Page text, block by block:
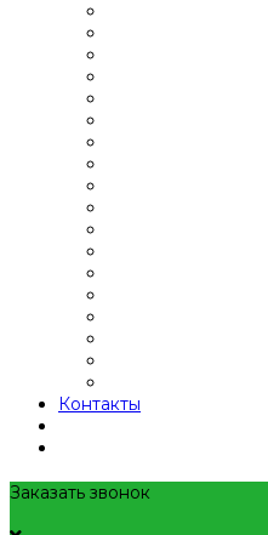
Контакты
Заказать звонок